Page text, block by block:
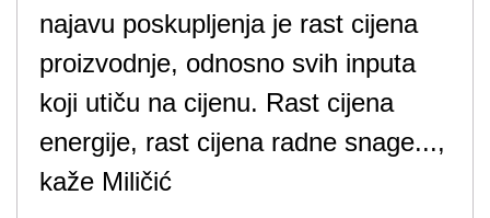
najavu poskupljenja je rast cijena
proizvodnje, odnosno svih inputa
koji utiču na cijenu. Rast cijena
energije, rast cijena radne snage...,
kaže Miličić